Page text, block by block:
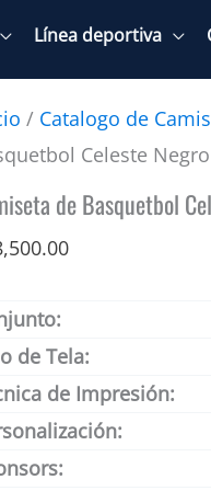
Línea deportiva
/ Catalogo de
Celeste
de Basquetbol
de Tela:
de Impresión: